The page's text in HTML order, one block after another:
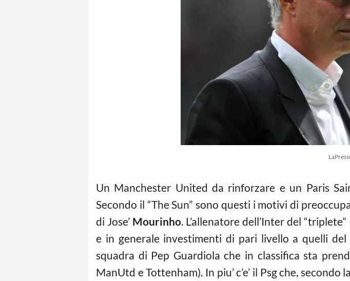
Un Manchester United da rinforzare e un Paris
Secondo il “The Sun” sono questi i motivi di
di Jose’ Mourinho. L’allenatore dell’Inter del
e in generale investimenti di pari livello a quelli
squadra di Pep Guardiola che in classifica sta
ManUtd e Tottenham). In piu’ c’e’ il Psg che,